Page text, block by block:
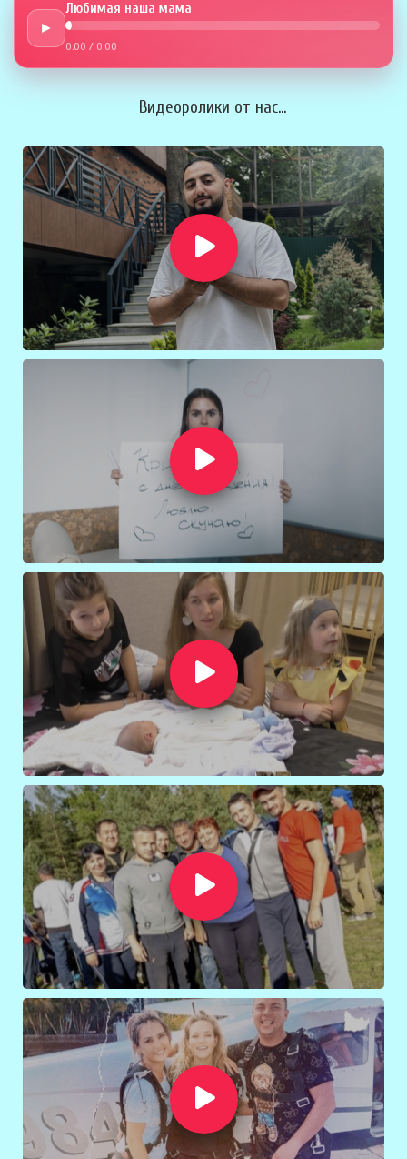
►
Любимая наша мама
0:00 / 0:00
Видеоролики от нас...